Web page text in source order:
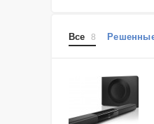
Все 8